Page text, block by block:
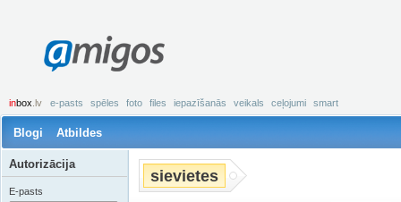
amigos
inbox .lv e-pasts spēles foto files iepazīšanās veikals ceļojumi smart
Blogi Atbildes
sievietes
Autorizācija
E-pasts